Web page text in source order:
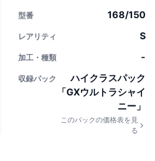
型番 168/150
レアリティ S
加工・種類 -
収録パック
ハイクラスパック
「GXウルトラシャイ
ニー」
このパックの価格表を見
る